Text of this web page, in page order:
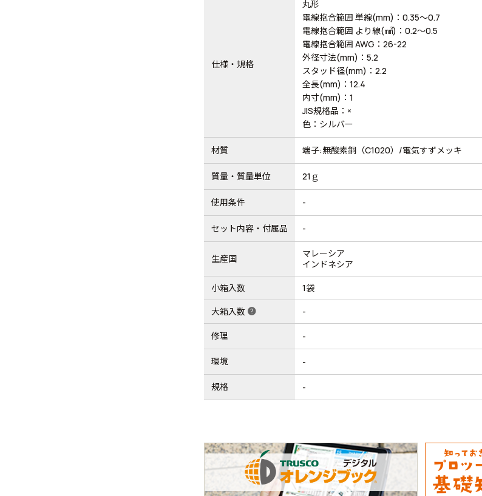
仕様・規格
丸形
電線抱合範囲 単線(mm)：0.35～0.7
電線抱合範囲 より線(㎟)：0.2～0.5
電線抱合範囲 AWG：26-22
外径寸法(mm)：5.2
スタッド径(mm)：2.2
全長(mm)：12.4
内寸(mm)：1
JIS規格品：×
色：シルバー
材質 端子:無酸素銅（C1020）/電気すずメッキ
質量・質量単位 21ｇ
使用条件 -
セット内容・付属品 -
生産国
マレーシア
インドネシア
小箱入数 1袋
大箱入数 help -
修理 -
環境 -
規格 -